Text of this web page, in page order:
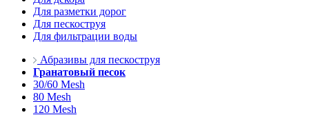
Для разметки дорог
Для пескоструя
Для фильтрации воды
Абразивы для пескоструя
Гранатовый песок
30/60 Mesh
80 Mesh
120 Mesh